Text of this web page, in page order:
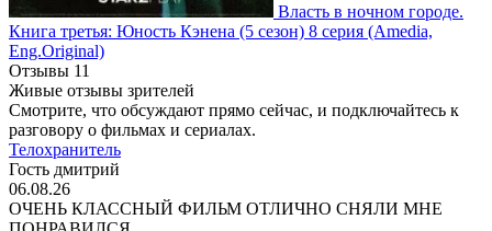
Власть в ночном городе.
Книга третья: Юность Кэнена (5 сезон) 8 серия (Amedia,
Eng.Original)
Отзывы 11
Живые отзывы зрителей
Смотрите, что обсуждают прямо сейчас, и подключайтесь к
разговору о фильмах и сериалах.
Телохранитель
Гость дмитрий
06.08.26
ОЧЕНЬ КЛАССНЫЙ ФИЛЬМ ОТЛИЧНО СНЯЛИ МНЕ